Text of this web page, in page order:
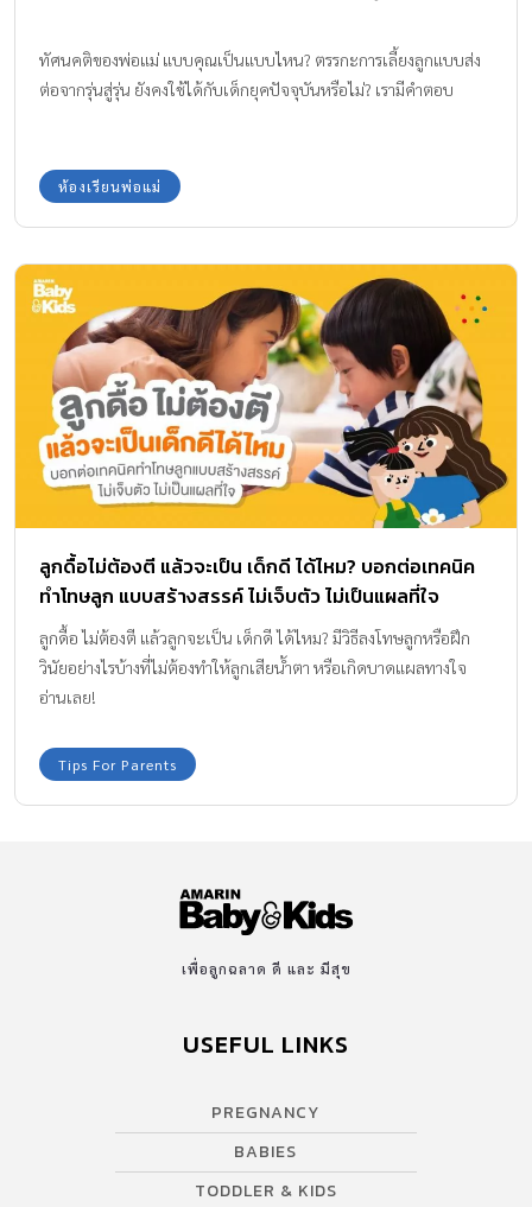
ทัศนคติของพ่อแม่ แบบคุณเป็นแบบไหน? ตรรกะการเลี้ยงลูกแบบส่ง
ต่อจากรุ่นสู่รุ่น ยังคงใช้ได้กับเด็กยุคปัจจุบันหรือไม่? เรามีคำตอบ
ห้องเรียนพ่อแม่
ลูกดื้อไม่ต้องตี แล้วจะเป็น เด็กดี ได้ไหม? บอกต่อเทคนิค
ทำโทษลูก แบบสร้างสรรค์ ไม่เจ็บตัว ไม่เป็นแผลที่ใจ
ลูกดื้อ ไม่ต้องตี แล้วลูกจะเป็น เด็กดี ได้ไหม? มีวิธีลงโทษลูกหรือฝึก
วินัยอย่างไรบ้างที่ไม่ต้องทำให้ลูกเสียน้ำตา หรือเกิดบาดแผลทางใจ
อ่านเลย!
Tips For Parents
เพื่อลูกฉลาด ดี และ มีสุข
USEFUL LINKS
PREGNANCY
BABIES
TODDLER & KIDS